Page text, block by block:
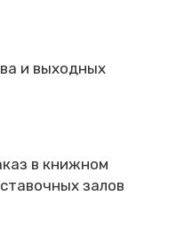
и выходных
в книжном
залов